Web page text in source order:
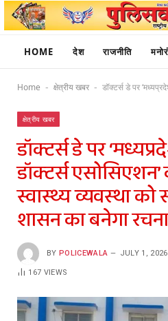
HOME देश राजनीति
Home - क्षेत्रीय खबर - डॉक्टर्स डे पर ‘मध्यप्रदेश गवर्नमेंट डॉक्टर्स
क्षेत्रीय खबर
डॉक्टर्स डे पर
डॉक्टर्स
स्वास्थ्य व्यवस्था
शासन का बनेगा
BY POLICEWALA JULY 1, 2026
167 VIEWS